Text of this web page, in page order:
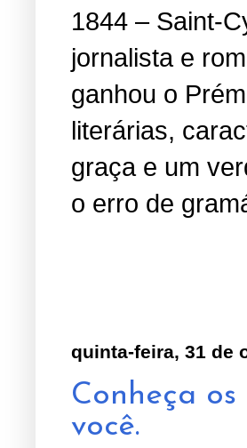
1844 – Saint-
jornalista e
ganhou o
literárias,
graça e um
o erro de
quinta-feira, 31 de
Conheça
você.